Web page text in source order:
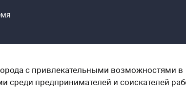
с привлекательными возможностями в
среди предпринимателей и соискателей